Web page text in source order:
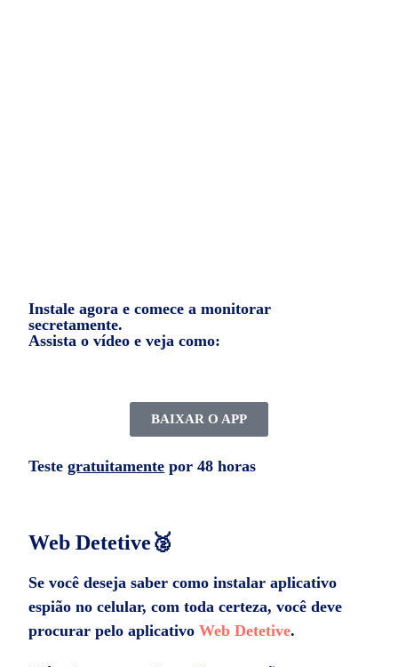
Instale agora e comece a monitorar
secretamente.
Assista o vídeo e veja como:
BAIXAR O APP
Testegratuitamente por 48 horas
Web Detetive🥈
Se você deseja saber como instalar aplicativo
espião no celular, com toda certeza, você deve
procurar pelo aplicativoWeb Detetive.